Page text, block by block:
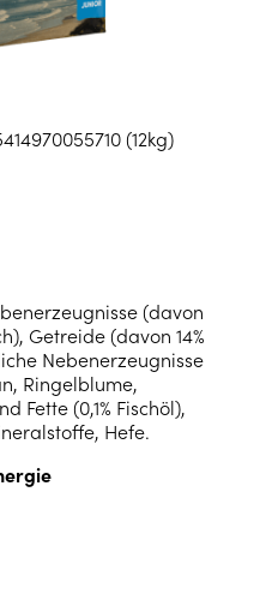
(12kg)
(davon
Getreide (davon 14%
Nebenerzeugnisse
Ringelblume,
Fette (0,1% Fischöl),
Hefe.